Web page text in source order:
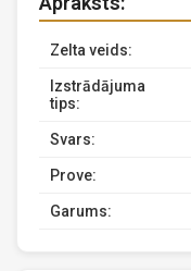
Zelta veids:
Izstrādājuma
tips:
Svars:
Prove:
Garums: